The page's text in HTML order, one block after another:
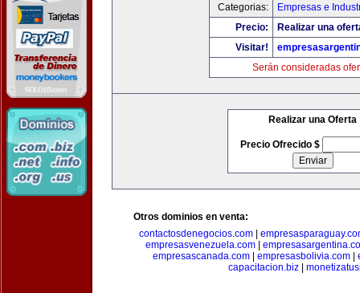
Categorias:
Empresas e
Precio:
Realizar una
Visitar!
Serán consideradas
Realizar una Oferta
Precio Ofrecido $
Otros dominios en venta:
contactosdenegocios.com
empresasvenezuela.com|
empresascanada.com| empresasbolivia.com|
capacitacion.biz|